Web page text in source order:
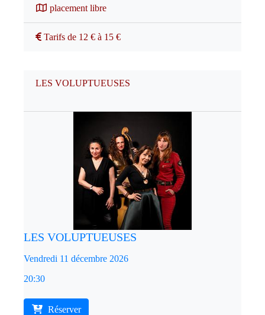
placement libre
Tarifs de 12 € à 15 €
LES VOLUPTUEUSES
LES VOLUPTUEUSES
Vendredi 11 décembre 2026
20:30
Réserver